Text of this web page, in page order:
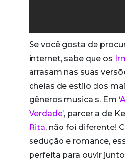
Se você gosta de
internet, sabe que os
arrasam nas suas
cheias de estilo dos
gêneros musicais. Em ‘
Verdade’, parceria de
Rita, não foi diferente!
sedução e romance,
perfeita para ouvir